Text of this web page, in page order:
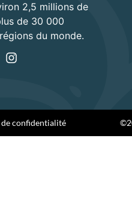
2,5 millions de
de 30 000
du monde.
confidentialité